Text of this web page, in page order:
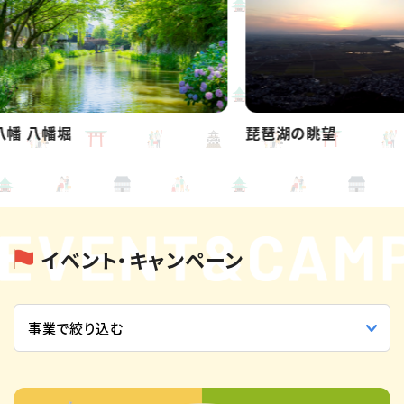
幡堀 琵琶湖の眺望
イベント・キャンペーン